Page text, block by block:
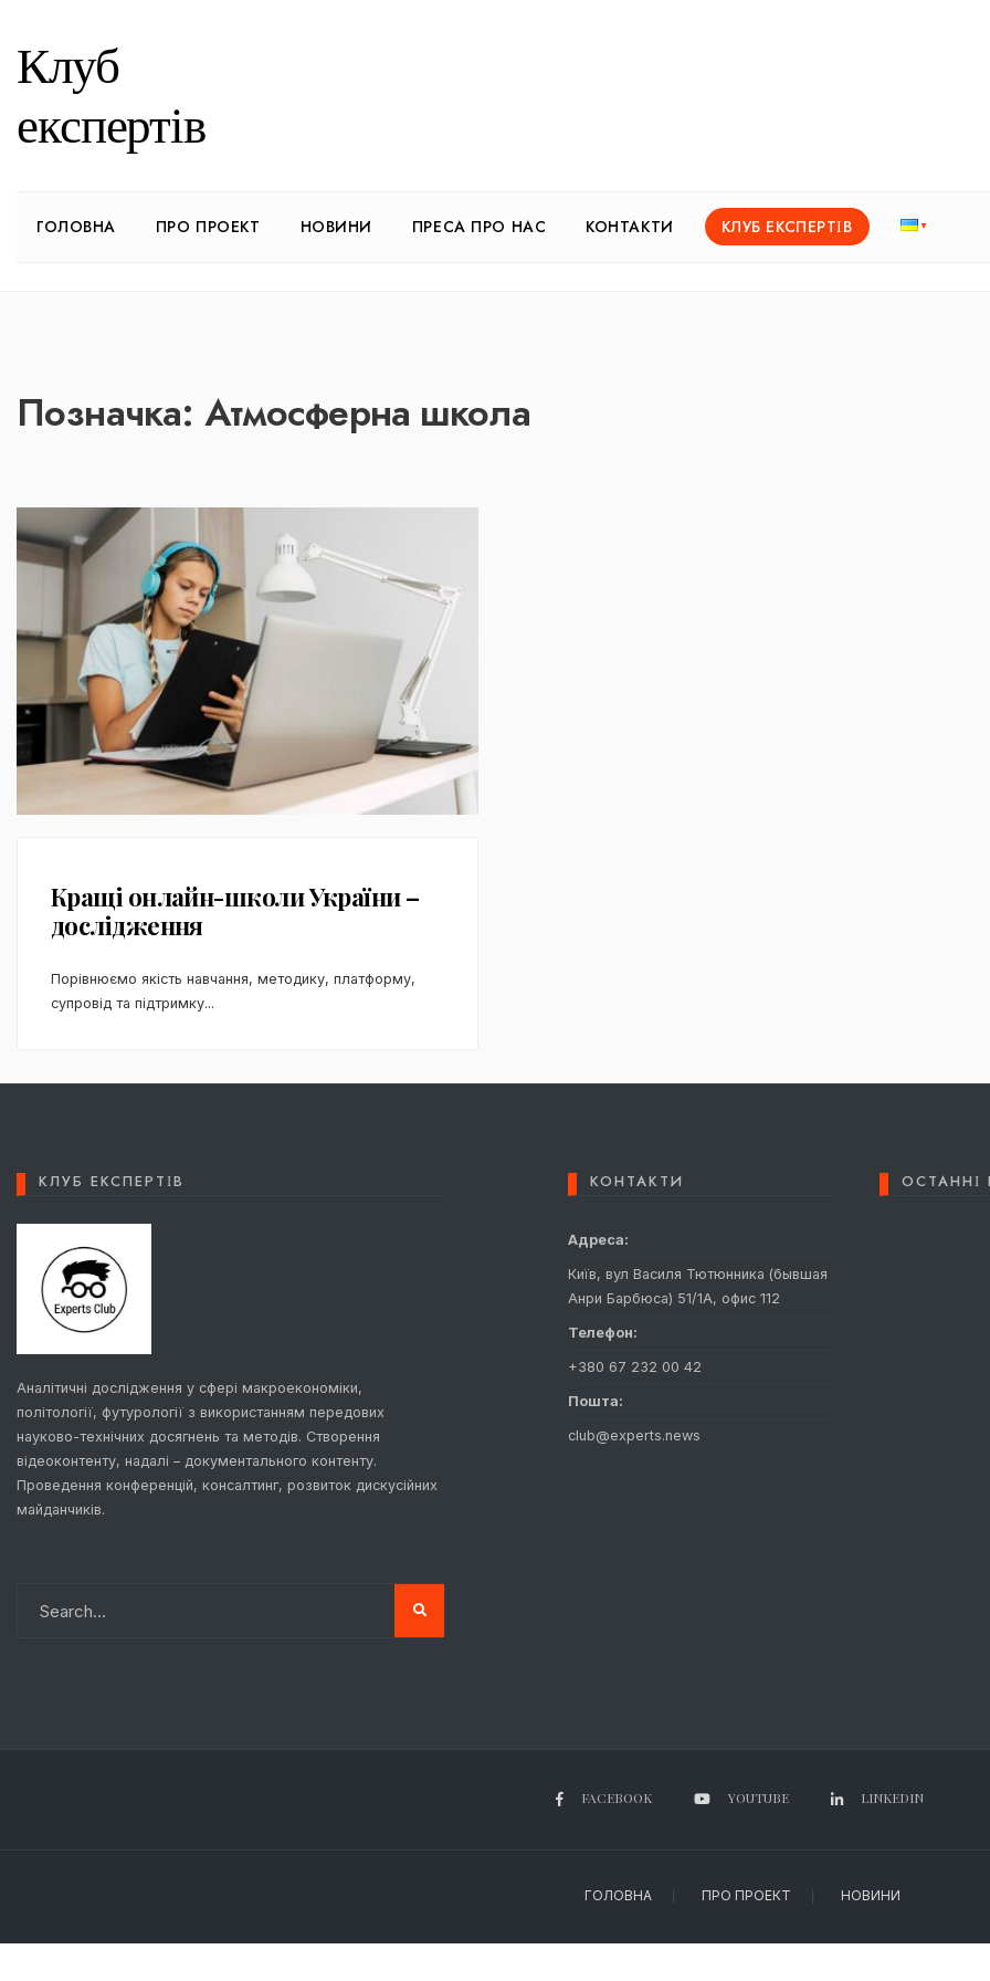
Клуб
експертів
ГОЛОВНА ПРО ПРОЕКТ НОВИНИ ПРЕСА ПРО НАС КОНТАКТИ КЛУБ ЕКСПЕРТІВ
Позначка: Атмосферна школа
Кращі онлайн-школи України –
дослідження
Порівнюємо якість навчання, методику, платформу,
супровід та підтримку...
КЛУБ ЕКСПЕРТІВ
Аналітичні дослідження у сфері макроекономіки,
політології, футурології з використанням передових
науково-технічних досягнень та методів. Створення
відеоконтенту, надалі – документального контенту.
Проведення конференцій, консалтинг, розвиток дискусійних
майданчиків.
КОНТАКТИ
Адреса:
Київ, вул Василя Тютюнника (бывшая
Анри Барбюса) 51/1А, офис 112
Телефон:
+380 67 232 00 42
Пошта:
club@experts.news
ОСТАННІ
FACEBOOK YOUTUBE LINKEDIN
ГОЛОВНА ПРО ПРОЕКТ НОВИНИ